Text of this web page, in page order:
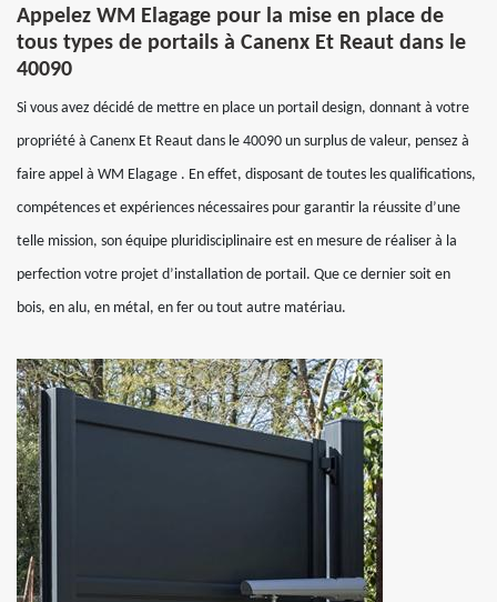
Appelez WM Elagage pour la mise en place de
tous types de portails à Canenx Et Reaut dans le
40090
Si vous avez décidé de mettre en place un portail design, donnant à votre
propriété à Canenx Et Reaut dans le 40090 un surplus de valeur, pensez à
faire appel à WM Elagage . En effet, disposant de toutes les qualifications,
compétences et expériences nécessaires pour garantir la réussite d’une
telle mission, son équipe pluridisciplinaire est en mesure de réaliser à la
perfection votre projet d’installation de portail. Que ce dernier soit en
bois, en alu, en métal, en fer ou tout autre matériau.